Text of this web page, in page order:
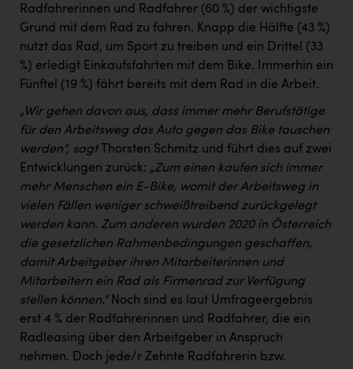
Radfahrerinnen und Radfahrer (60 %) der wichtigste
Grund mit dem Rad zu fahren. Knapp die Hälfte (43 %)
nutzt das Rad, um Sport zu treiben und ein Drittel (33
%) erledigt Einkaufsfahrten mit dem Bike. Immerhin ein
Fünftel (19 %) fährt bereits mit dem Rad in die Arbeit.
„Wir gehen davon aus, dass immer mehr Berufstätige
für den Arbeitsweg das Auto gegen das Bike tauschen
werden“, sagt
Thorsten Schmitz und führt dies auf zwei
Entwicklungen zurück: „Zum einen kaufen sich immer
mehr Menschen ein E-Bike, womit der Arbeitsweg in
vielen Fällen weniger schweißtreibend zurückgelegt
werden kann. Zum anderen wurden 2020 in Österreich
die gesetzlichen Rahmenbedingungen geschaffen,
damit Arbeitgeber ihren Mitarbeiterinnen und
Mitarbeitern ein Rad als Firmenrad zur Verfügung
stellen können.“ Noch sind es laut Umfrageergebnis
erst 4 % der Radfahrerinnen und Radfahrer, die ein
Radleasing über den Arbeitgeber in Anspruch
nehmen. Doch jede/r Zehnte Radfahrerin bzw.